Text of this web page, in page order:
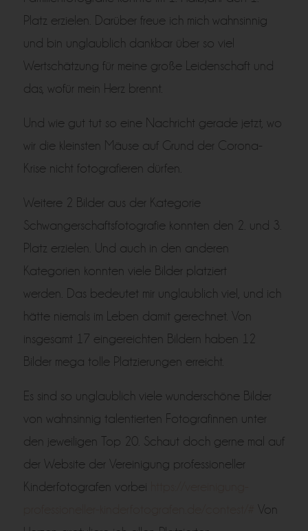
Platz erzielen. Darüber freue ich mich wahnsinnig
und bin unglaublich dankbar über so viel
Wertschätzung für meine große Leidenschaft und
das, wofür mein Herz brennt.
Und wie gut tut so eine Nachricht gerade jetzt, wo
wir die kleinsten Mäuse auf Grund der Corona-
Krise nicht fotografieren dürfen.
Weitere 2 Bilder aus der Kategorie
Schwangerschaftsfotografie konnten den 2. und 3.
Platz erzielen. Und auch in den anderen
Kategorien konnten viele Bilder platziert
werden. Das bedeutet mir unglaublich viel, und ich
hätte niemals im Leben damit gerechnet. Von
insgesamt 17 eingereichten Bildern haben 12
Bilder mega tolle Platzierungen erreicht.
Es sind so unglaublich viele wunderschöne Bilder
von wahnsinnig talentierten Fotografinnen unter
den jeweiligen Top 20. Schaut doch gerne mal auf
der Website der Vereinigung professioneller
Kinderfotografen vorbei
Von